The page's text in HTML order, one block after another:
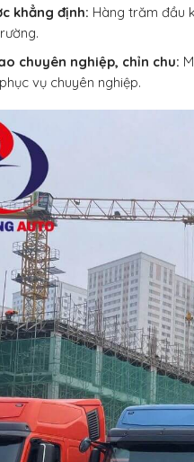
khẳng định: Hàng trăm đầu
chuyên nghiệp, chỉn chu:
vụ chuyên nghiệp.